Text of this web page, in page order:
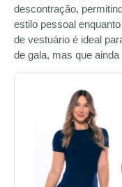
descontração,
estilo pessoal
de vestuário é ideal
de gala, mas que